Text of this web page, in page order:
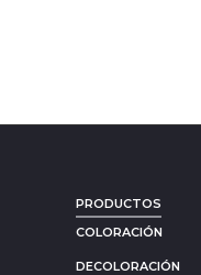
PRODUCTOS
COLORACIÓN
DECOLORACIÓN